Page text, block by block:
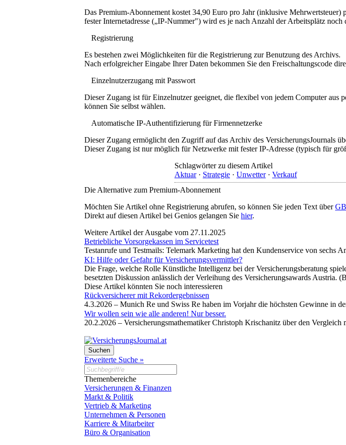
Das Premium-Abonnement kostet 34,90 Euro pro Jahr (inklusive
fester Internetadresse („IP-Nummer") wird es je nach Anzahl der Arbeitsplätz noch
Registrierung
Es bestehen zwei Möglichkeiten für die Registrierung zur Benutzung des Archivs.
Nach erfolgreicher Eingabe Ihrer Daten bekommen Sie den Freischaltungscode
Einzelnutzerzugang mit Passwort
Dieser Zugang ist für Einzelnutzer geeignet, die flexibel von jedem Computer aus
können Sie selbst wählen.
Automatische IP-Authentifizierung für Firmennetzerke
Dieser Zugang ermöglicht den Zugriff auf das Archiv des VersicherungsJournals
Dieser Zugang ist nur möglich für Netzwerke mit fester IP-Adresse (typisch für
Schlagwörter zu diesem Artikel
Aktuar· Strategie · Unwetter· Verkauf
Die Alternative zum Premium-Abonnement
Möchten Sie Artikel ohne Registrierung abrufen, so können Sie jeden Text über
Direkt auf diesen Artikel bei Genios gelangen Sie hier.
Weitere Artikel der Ausgabe vom 27.11.2025
Betriebliche Vorsorgekassen im Servicetest
Testanrufe und Testmails: Telemark Marketing hat den Kundenservice von sechs
KI: Hilfe oder Gefahr für Versicherungsvermittler?
Die Frage, welche Rolle Künstliche Intelligenz bei der Versicherungsberatung
besetzten Diskussion anlässlich der Verleihung des Versicherungsawards Austria.
Diese Artikel könnten Sie noch interessieren
Rückversicherer mit Rekordergebnissen
4.3.2026 – Munich Re und Swiss Re haben im Vorjahr die höchsten Gewinne in
Wir wollen sein wie alle anderen! Nur besser.
20.2.2026 – Versicherungsmathematiker Christoph Krischanitz über den
Erweiterte Suche »
Themenbereiche
Versicherungen & Finanzen
Markt & Politik
Vertrieb & Marketing
Unternehmen & Personen
Karriere & Mitarbeiter
Büro & Organisation